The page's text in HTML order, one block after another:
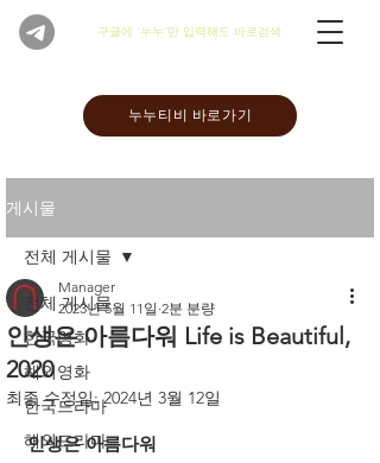
​구글에 '누누'만 입력해도 바로검색
누누티비 바로가기
게시물
전체 게시물
한국영화
해외영화
한국드라마
해외드라마
전체 게시물
인생은 아름다워 Life is Beautiful,
2020
Manager
2023년 5월 11일 2분 분량
최종 수정일:2024년 3월 12일
인생은 아름다워